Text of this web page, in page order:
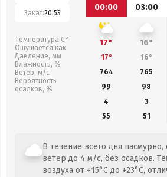
Закат:20:53
Температура С°
Ощущается как
Давление, мм
Влажность, %
Ветер, м/с
Вероятность
осадков, %
00:00
03:00
17° 16°
17° 16°
764
765
99
98
4
3
55
51
В течение всего дня
ветер до 4 м/с, без осадков.
воздуха от +15°C до +23°C,